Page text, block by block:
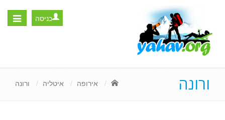
Toggle
כניסה
ורונה אירופה איטליה ורונה